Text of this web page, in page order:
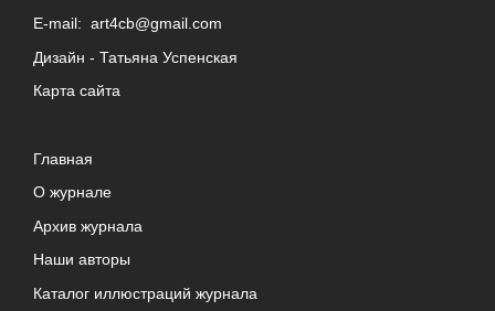
E-mail: art4cb@gmail.com
Дизайн - Татьяна Успенская
Карта сайта
Главная
О журнале
Архив журнала
Наши авторы
Каталог иллюстраций журнала